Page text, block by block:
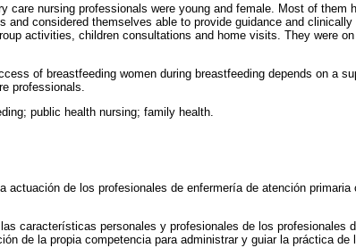
care nursing professionals were young and female. Most of them
and considered themselves able to provide guidance and
activities, children consultations and home visits. They were
of breastfeeding women during breastfeeding depends on a
professionals.
public health nursing; family health.
actuación de los profesionales de enfermería de atención
características personales y profesionales de los profesionales
de la propia competencia para administrar y guiar la práctica de